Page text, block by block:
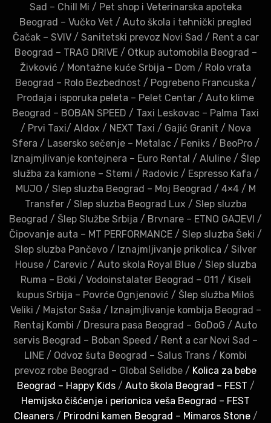
Sad – Chill Mi / Pet shop i Veterinarska apoteka
Beograd – Vučko Vet / Auto škola i tehnički pregled
Čačak – SVIV/ Sanitetski prevoz Novi Sad / Rent a car
Beograd – TRAG DRIVE/ Otkup automobila Beograd –
Živković / Montažne kuće Srbija – Dom / Rolo vrata
Beograd – Rolo Bezbednost / Pogrebeno Francuska /
Prodaja i isporuka peleta – Pelet Centar / Auto klime
Beograd – BOBAN SPEED / Taxi Leskovac – Palma Taxi
/ Prvi Taxi/ Aldox / NEXT Taxi / Gajić Granit / Nova
Sfera / Lasersko sečenje – Metalac/ Feniks/ BeoPro/
Iznajmjlivanje kontejnera – Euro Rental / Aluline / Šlep
služba za kamione – Stemi / Radovic/ Espresso Kafa /
MUJO / Slep sluzba Beograd – Moj Beograd / 4×4/ M
Transfer/ Slep sluzba Beograd Lux / Slep sluzba
Beograd / Šlep Službe Srbija / Brvnare – ETNO GAJEVI /
Čipovanje auta – MT PERFORMANCE / Slep sluzba Šeki /
Slep sluzba Pančevo / Iznajmljivanje prikolica / Silver
House/ Carevic/ Auto skola Royal Blue/ Slep sluzba
Ruma – Boki / Vodoinstalater Beograd – 011 / Kiseli
kupus Srbija – Povrće Ognjenović / Šlep služba Miloš
Veliki / Majstor Saša / Iznajmjlivanje kombija Beograd –
Rentaj Kombi / Dresura pasa Beograd – GoDoG / Auto
servis Beograd – Boban Speed / Rent a car Novi Sad –
LINE / Odvoz šuta Beograd – Salus Trans / Kombi
prevoz robe Beograd – Global Selidbe / Kolica za bebe
Beograd – Happy Kids/ Auto škola Beograd – FEST /
Hemijsko čišćenje i perionica veša Beograd – FEST
Cleaners/ Prirodni kamen Beograd – Mimaros Stone/